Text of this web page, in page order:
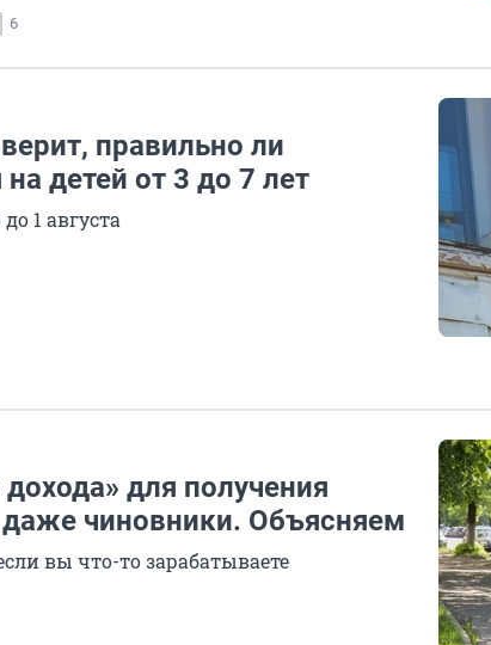
6
правильно ли
детей от 3 до 7 лет
1 августа
для получения
чиновники. Объясняем
вы что-то зарабатываете